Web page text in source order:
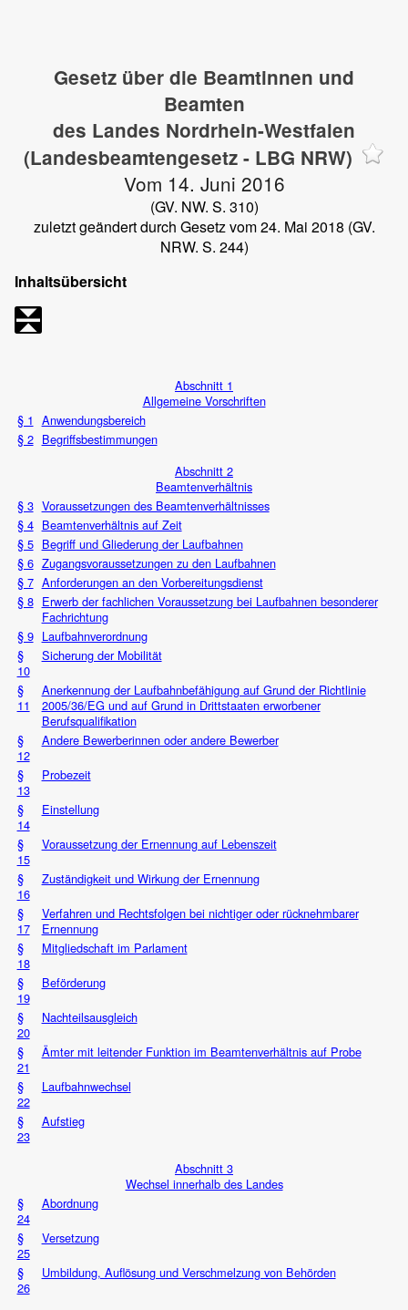
Gesetz über die Beamtinnen und
Beamten
des Landes Nordrhein-Westfalen
(Landesbeamtengesetz - LBG NRW)
Vom 14. Juni 2016
(GV. NW. S. 310)
zuletzt geändert durch Gesetz vom 24. Mai 2018 (GV.
NRW. S. 244)
Inhaltsübersicht
Abschnitt 1
Allgemeine Vorschriften
§ 1 Anwendungsbereich
§ 2 Begriffsbestimmungen
Abschnitt 2
Beamtenverhältnis
§ 3 Voraussetzungen des Beamtenverhältnisses
§ 4 Beamtenverhältnis auf Zeit
§ 5 Begriff und Gliederung der Laufbahnen
§ 6 Zugangsvoraussetzungen zu den Laufbahnen
§ 7 Anforderungen an den Vorbereitungsdienst
§ 8 Erwerb der fachlichen Voraussetzung bei Laufbahnen besonderer
Fachrichtung
§ 9 Laufbahnverordnung
§
10
Sicherung der Mobilität
§
11
Anerkennung der Laufbahnbefähigung auf Grund der Richtlinie
2005/36/EG und auf Grund in Drittstaaten erworbener
Berufsqualifikation
§
12
Andere Bewerberinnen oder andere Bewerber
§
13
Probezeit
§
14
Einstellung
§
15
Voraussetzung der Ernennung auf Lebenszeit
§
16
Zuständigkeit und Wirkung der Ernennung
§
17
Verfahren und Rechtsfolgen bei nichtiger oder rücknehmbarer
Ernennung
§
18
Mitgliedschaft im Parlament
§
19
Beförderung
§
20
Nachteilsausgleich
§
21
Ämter mit leitender Funktion im Beamtenverhältnis auf Probe
§
22
Laufbahnwechsel
§
23
Aufstieg
Abschnitt 3
Wechsel innerhalb des Landes
§
24
Abordnung
§
25
Versetzung
§
26
Umbildung, Auflösung und Verschmelzung von Behörden